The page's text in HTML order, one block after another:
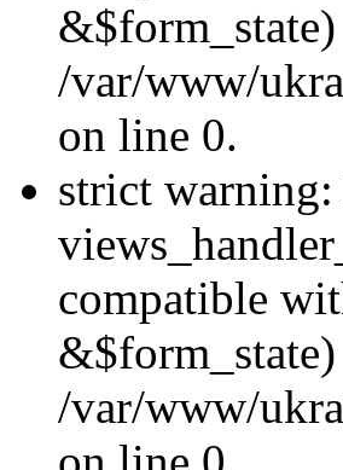
/var/www/
on line 0.
strict
compatible
/var/www/